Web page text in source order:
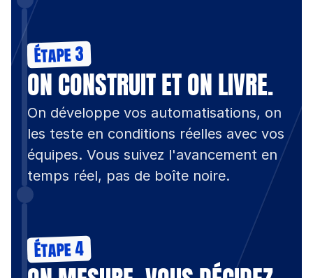
Étape 3
ON CONSTRUIT ET ON LIVRE.
On développe vos automatisations, on
les teste en conditions réelles avec vos
équipes. Vous suivez l'avancement en
temps réel, pas de boîte noire.
Étape 4